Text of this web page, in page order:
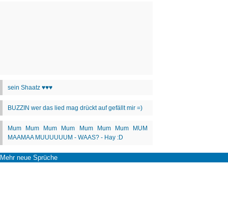
Mehr neue Sprüche